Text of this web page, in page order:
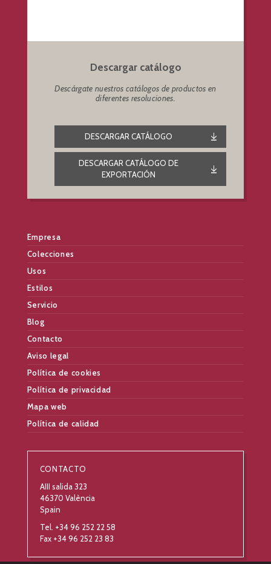
Descargar catálogo
Descárgate nuestros catálogos de productos en
diferentes resoluciones.
DESCARGAR CATÁLOGO
DESCARGAR CATÁLOGO DE
EXPORTACIÓN
Empresa
Colecciones
Usos
Estilos
Servicio
Blog
Contacto
Aviso legal
Política de cookies
Política de privacidad
Mapa web
Política de calidad
CONTACTO
AIII salida 323
46370 València
Spain
Tel. +34 96 252 22 58
Fax +34 96 252 23 83